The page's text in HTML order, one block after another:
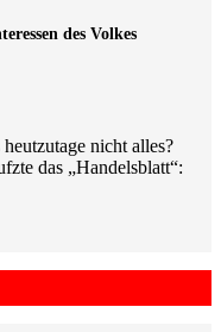
des Volkes
nicht alles?
das „Handelsblatt“: